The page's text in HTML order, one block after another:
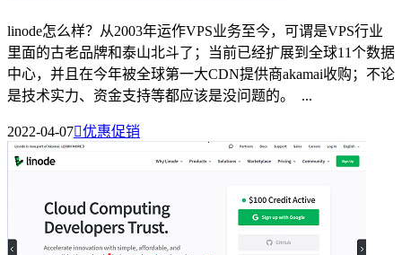
linode怎么样？从2003年运作VPS业务至今，可谓是VPS行业
里面的古老品牌和泰山北斗了；当前已经扩展到全球11个数据
中心，并且在今年被全球第一大CDN提供商akamai收购；不论
是技术实力、资金支持等都应该是没问题的。 ...
2022-04-07优惠促销